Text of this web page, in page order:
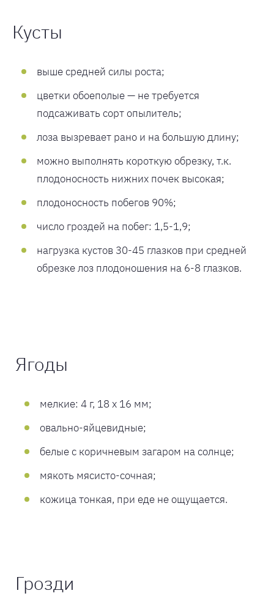
Кусты
выше средней силы роста;
цветки обоеполые — не требуется
подсаживать сорт опылитель;
лоза вызревает рано и на большую длину;
можно выполнять короткую обрезку, т.к.
плодоносность нижних почек высокая;
плодоносность побегов 90%;
число гроздей на побег: 1,5-1,9;
нагрузка кустов 30-45 глазков при средней
обрезке лоз плодоношения на 6-8 глазков.
Ягоды
мелкие: 4 г, 18 х 16 мм;
овально-яйцевидные;
белые с коричневым загаром на солнце;
мякоть мясисто-сочная;
кожица тонкая, при еде не ощущается.
Грозди